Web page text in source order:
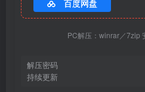
[2026.4.13]
Nyako喵子 – NO.081 自拍41[50P-
百度网盘
PC解压：winrar／7zip
解压密码
持续更新